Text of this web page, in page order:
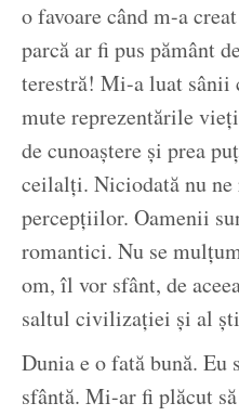
o favoare când m-a
parcă ar fi pus pământ
terestră! Mi-a luat sânii
mute reprezentările
de cunoaștere și prea
ceilalți. Niciodată nu
percepțiilor. Oamenii
romantici. Nu se
om, îl vor sfânt, de
saltul civilizației și al
Dunia e o fată bună. Eu
sfântă. Mi-ar fi plăcut